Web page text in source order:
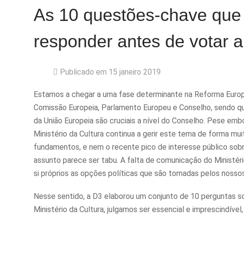
As 10 questões-chave
responder antes de votar
Publicado em 15 janeiro 2019
Estamos a chegar a uma fase determinante na Reforma
Comissão Europeia, Parlamento Europeu e Conselho,
da União Europeia são cruciais a nível do Conselho. Pese
Ministério da Cultura continua a gerir este tema de forma
fundamentos, e nem o recente pico de interesse público
assunto parece ser tabu. A falta de comunicação do
si próprios as opções políticas que são tomadas pelos
Nesse sentido, a D3 elaborou um conjunto de 10 perguntas
Ministério da Cultura, julgamos ser essencial e